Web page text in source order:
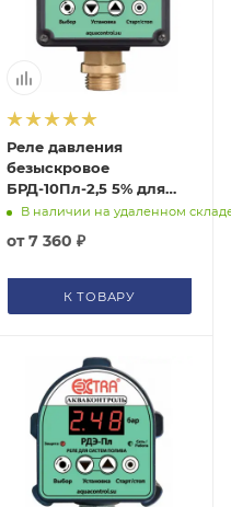
Реле давления
безыскровое
БРД-10Пл-2,5 5% для
систем полива с
Акваконтроль
В наличии на удаленном
от7 360 ₽
К ТОВАРУ